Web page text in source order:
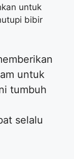
untuk
bibir
untuk
tumbuh
selalu